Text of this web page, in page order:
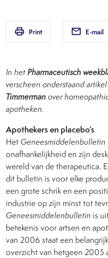
print Print email E-mail
In hetPharmaceutisch
verscheen onderstaand
Timmerman over
apotheken.
Apothekers en placebo’s
Het Geneesmiddelenbulletin
onafhankelijkheid en zijn
wereld van de therapeutica.
dit bulletin is voor elke
een grote schrik en een
industrie op zijn minst tot
Geneesmiddelenbulletin is
betekenis voor artsen en
van 2006 staat een
overzicht van hetgeen 2005